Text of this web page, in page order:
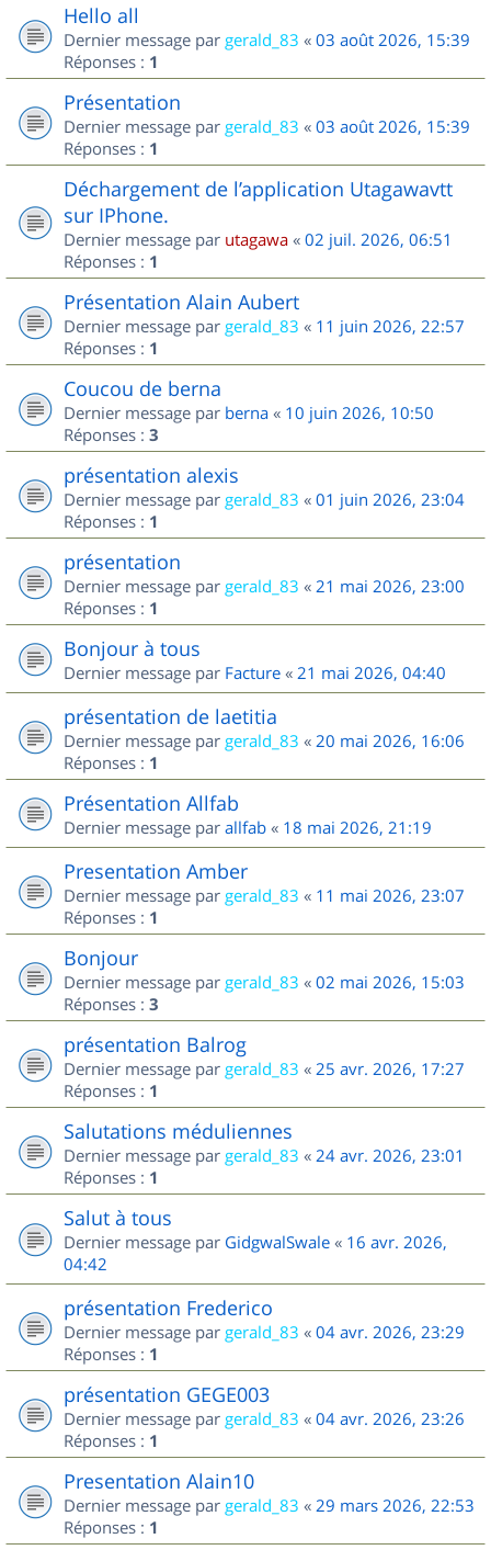
Hello all
Dernier message par gerald_83 « 03 août 2026, 15:39
Réponses : 1
Présentation
Dernier message par gerald_83 « 03 août 2026, 15:39
Réponses : 1
Déchargement de l’application Utagawavtt
sur IPhone.
Dernier message par utagawa « 02 juil. 2026, 06:51
Réponses : 1
Présentation Alain Aubert
Dernier message par gerald_83 « 11 juin 2026, 22:57
Réponses : 1
Coucou de berna
Dernier message par berna « 10 juin 2026, 10:50
Réponses : 3
présentation alexis
Dernier message par gerald_83 « 01 juin 2026, 23:04
Réponses : 1
présentation
Dernier message par gerald_83 « 21 mai 2026, 23:00
Réponses : 1
Bonjour à tous
Dernier message par Facture « 21 mai 2026, 04:40
présentation de laetitia
Dernier message par gerald_83 « 20 mai 2026, 16:06
Réponses : 1
Présentation Allfab
Dernier message par allfab « 18 mai 2026, 21:19
Presentation Amber
Dernier message par gerald_83 « 11 mai 2026, 23:07
Réponses : 1
Bonjour
Dernier message par gerald_83 « 02 mai 2026, 15:03
Réponses : 3
présentation Balrog
Dernier message par gerald_83 « 25 avr. 2026, 17:27
Réponses : 1
Salutations méduliennes
Dernier message par gerald_83 « 24 avr. 2026, 23:01
Réponses : 1
Salut à tous
Dernier message par GidgwalSwale « 16 avr. 2026,
04:42
présentation Frederico
Dernier message par gerald_83 « 04 avr. 2026, 23:29
Réponses : 1
présentation GEGE003
Dernier message par gerald_83 « 04 avr. 2026, 23:26
Réponses : 1
Presentation Alain10
Dernier message par gerald_83 « 29 mars 2026, 22:53
Réponses : 1